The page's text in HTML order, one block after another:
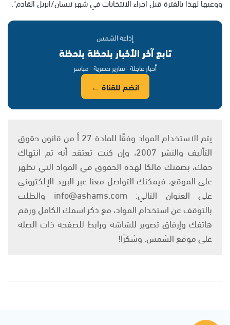
إذاعة الشمس
تابع آخر الأخبار بلحظة بلحظة
أخبار عاجلة · تقارير حصرية · مباشر
انضم للقناة ←
يتم الاستخدام المواد وفقًا للمادة 27 أ من قانون حقوق
التأليف والنشر 2007، وإن كنت تعتقد أنه تم انتهاك
حقك، بصفتك مالكًا لهذه الحقوق في المواد التي تظهر
على الموقع، فيمكنك التواصل معنا عبر البريد الإلكتروني
على العنوان التالي: info@ashams.com والطلب
بالتوقف عن استخدام المواد، مع ذكر اسمك الكامل ورقم
هاتفك وإرفاق تصوير للشاشة ورابط للصفحة ذات الصلة
على موقع الشمس. وشكرًا!